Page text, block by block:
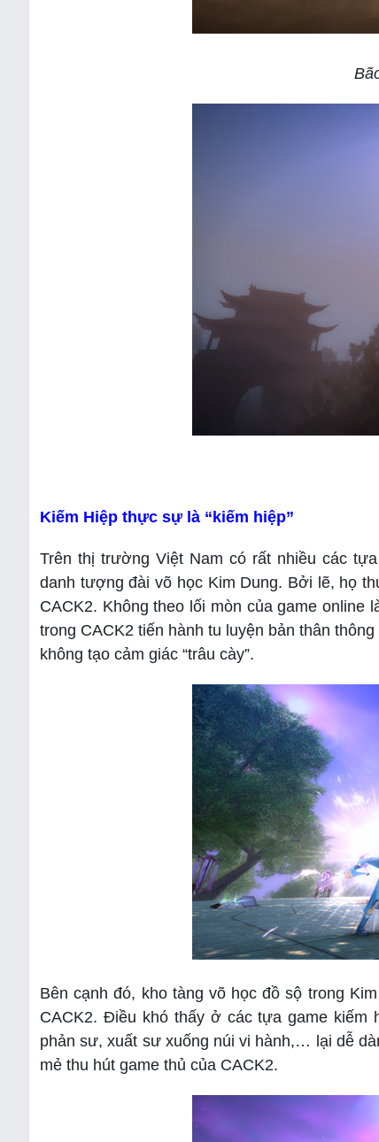
Kiếm Hiệp thực sự là “kiếm hiệp”
Trên thị trường Việt Nam có rất nhiều các
danh tượng đài võ học Kim Dung. Bởi lẽ, họ
CACK2. Không theo lối mòn của game
trong CACK2 tiến hành tu luyện bản thân
không tạo cảm giác “trâu cày”.
Bên cạnh đó, kho tàng võ học đồ sộ trong
CACK2. Điều khó thấy ở các tựa game
phản sư, xuất sư xuống núi vi hành,… lại dễ
mẻ thu hút game thủ của CACK2.